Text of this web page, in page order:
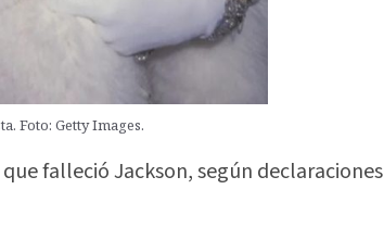
Foto: Getty Images.
falleció Jackson, según declaraciones